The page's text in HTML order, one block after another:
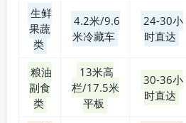
生鲜
果蔬
类
4.2米/9.6
米冷藏车
24-30小
时直达
粮油
副食
类
13米高
栏/17.5米
平板
30-36小
时直达